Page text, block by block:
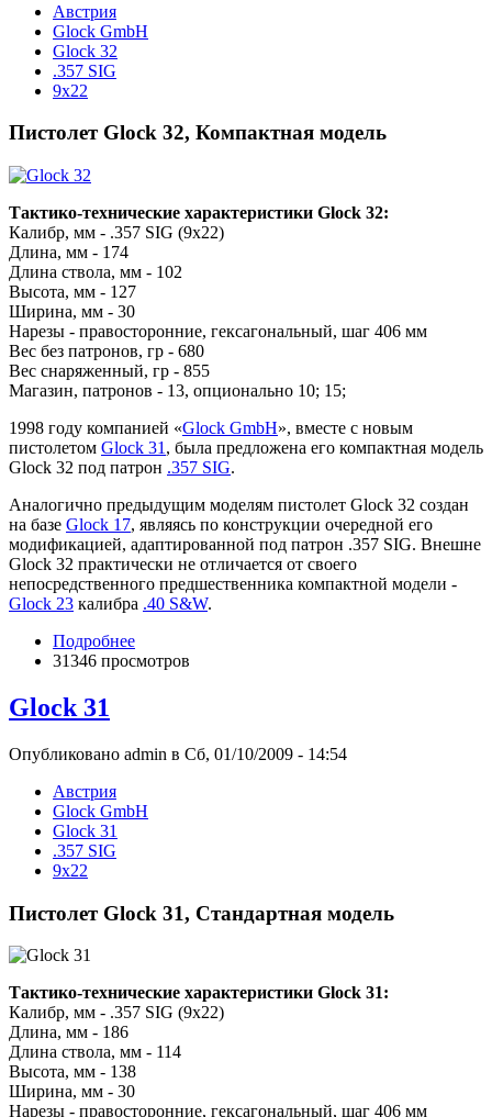
Австрия
Glock GmbH
Glock 32
.357 SIG
9x22
Пистолет Glock 32, Компактная модель
Тактико-технические характеристики Glock 32:
Калибр, мм - .357 SIG (9x22)
Длина, мм - 174
Длина ствола, мм - 102
Высота, мм - 127
Ширина, мм - 30
Нарезы - правосторонние, гексагональный, шаг 406 мм
Вес без патронов, гр - 680
Вес снаряженный, гр - 855
Магазин, патронов - 13, опционально 10; 15;
1998 году компанией «Glock GmbH», вместе с новым
пистолетом Glock 31 , была предложена его компактная модель
Glock 32 под патрон .357 SIG.
Аналогично предыдущим моделям пистолет Glock 32 создан
на базе Glock 17, являясь по конструкции очередной его
модификацией, адаптированной под патрон .357 SIG. Внешне
Glock 32 практически не отличается от своего
непосредственного предшественника компактной модели -
Glock 23 калибра .40 S&W.
Подробнее
31346 просмотров
Glock 31
Опубликовано admin в Сб, 01/10/2009 - 14:54
Австрия
Glock GmbH
Glock 31
.357 SIG
9x22
Пистолет Glock 31, Стандартная модель
Тактико-технические характеристики Glock 31:
Калибр, мм - .357 SIG (9x22)
Длина, мм - 186
Длина ствола, мм - 114
Высота, мм - 138
Ширина, мм - 30
Нарезы - правосторонние, гексагональный, шаг 406 мм